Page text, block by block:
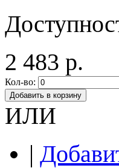
2 483 р.
Кол-во:
Добавить в корзину
ИЛИ
|